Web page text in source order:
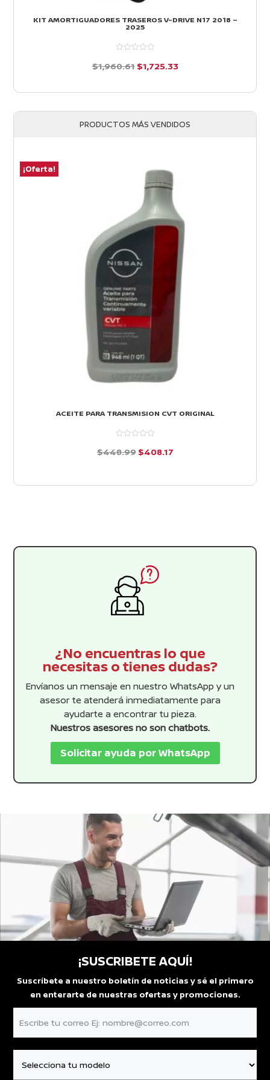
KIT AMORTIGUADORES TRASEROS V-DRIVE N17 2018 –
2025
$1,960.61 El
original
era:
$1,960.61.
$1,725.33El
actual
es:
$1,725.33.
PRODUCTOS MÁS VENDIDOS
¡Oferta!
ACEITE PARA TRANSMISION CVT ORIGINAL
$448.99 El
original
$408.17El
actual
¿No encuentras lo que
necesitas o tienes dudas?
Envíanos un mensaje en nuestro WhatsApp y un
asesor te atenderá inmediatamente para
ayudarte a encontrar tu pieza.
Nuestros asesores no son chatbots.
Solicitar ayuda por WhatsApp
¡SUSCRIBETE AQUÍ!
Suscríbete a nuestro boletín de noticias y sé el primero
en enterarte de nuestras ofertas y promociones.